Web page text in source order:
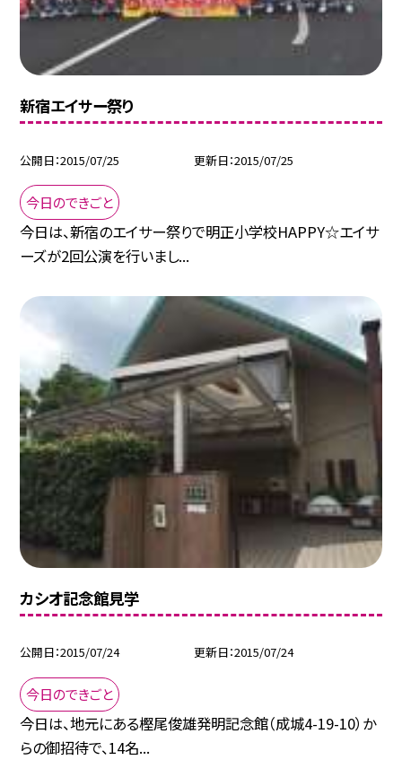
新宿エイサー祭り
公開日 2015/07/25 更新日 2015/07/25
今日のできごと
今日は、新宿のエイサー祭りで明正小学校HAPPY☆エイサ
ーズが2回公演を行いまし...
カシオ記念館見学
公開日 2015/07/24 更新日 2015/07/24
今日のできごと
今日は、地元にある樫尾俊雄発明記念館（成城4-19-10）か
らの御招待で、14名...